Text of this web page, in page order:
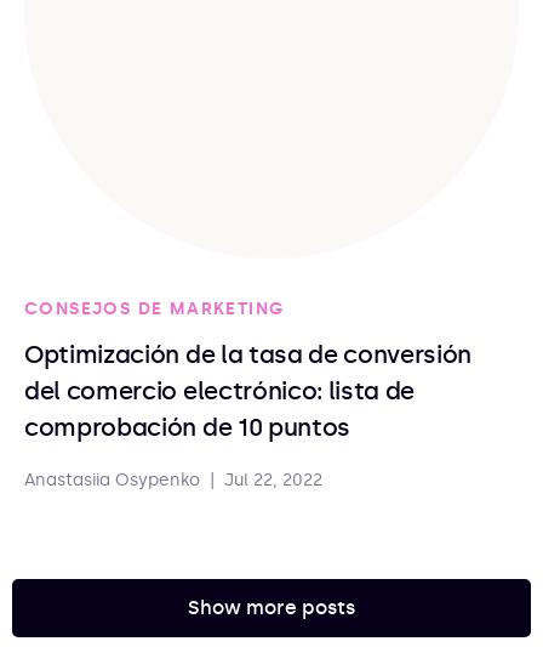
CONSEJOS DE MARKETING
Optimización de la tasa de conversión
del comercio electrónico: lista de
comprobación de 10 puntos
Anastasiia Osypenko Jul 22, 2022
Show more posts